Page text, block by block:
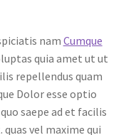
nam Cumque
quia amet ut ut
repellendus quam
Dolor esse optio
saepe ad et facilis
vel maxime qui